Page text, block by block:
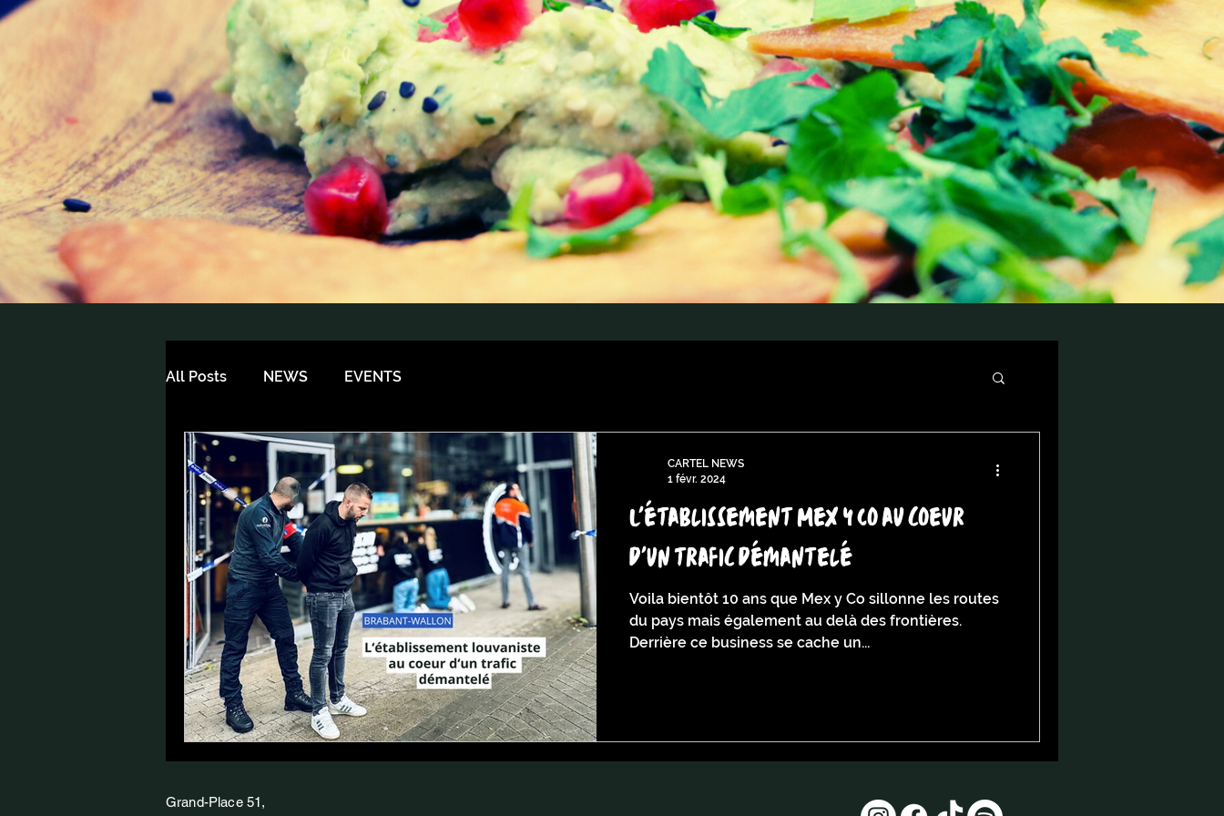
THE BLOG
All Posts NEWS EVENTS
L'établissement Mex y Co au coeur
d'un trafic démantelé
Voila bientôt 10 ans que Mex y Co sillonne les routes
du pays mais également au delà des frontières.
Derrière ce business se cache un...
CARTEL NEWS
1 févr. 2024
Grand-Place 51,